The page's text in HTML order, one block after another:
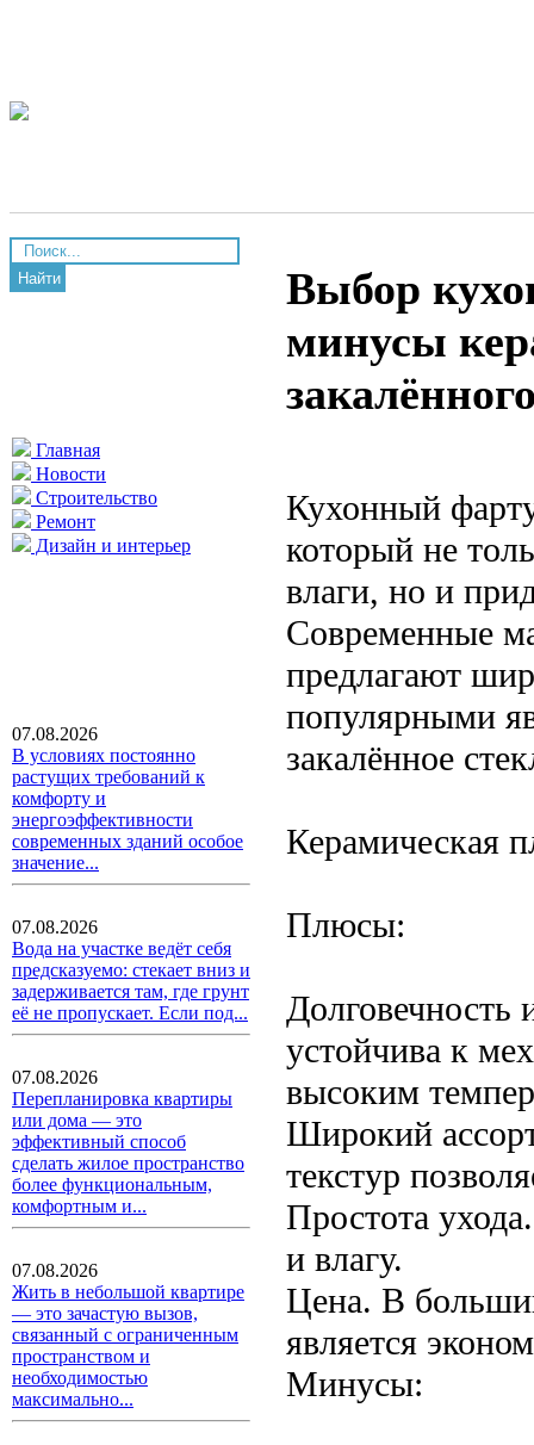
Найти
Главная
Новости
Строительство
Ремонт
Дизайн и интерьер
07.08.2026
В условиях постоянно
растущих требований к
комфорту и
энергоэффективности
современных зданий особое
значение...
07.08.2026
Вода на участке ведёт себя
предсказуемо: стекает вниз и
задерживается там, где грунт
её не пропускает. Если под...
07.08.2026
Перепланировка квартиры
или дома — это
эффективный способ
сделать жилое пространство
более функциональным,
комфортным и...
07.08.2026
Жить в небольшой квартире
— это зачастую вызов,
связанный с ограниченным
пространством и
необходимостью
максимально...
Выбор
минусы
Кухонный
который не
влаги, но и
Современные
предлагают
популярными
закалённое
Керамическая
Плюсы:
Долговечность
устойчива к
высоким
Широкий
текстур
Простота
и влагу.
Цена. В
является
Минусы: